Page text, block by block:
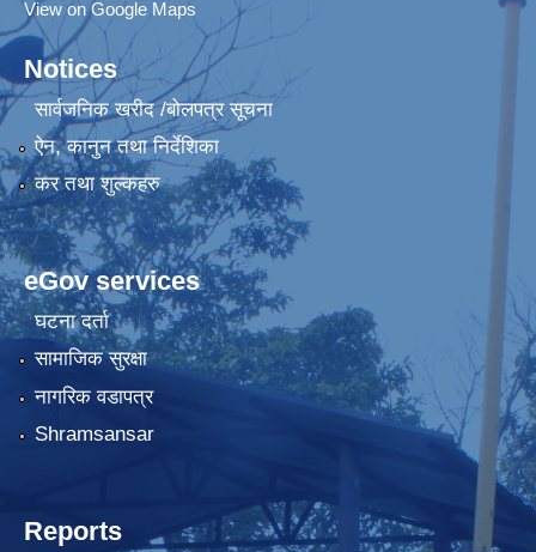
View on Google Maps
Notices
सार्वजनिक खरीद /बोलपत्र सूचना
ऐन, कानुन तथा निर्देशिका
कर तथा शुल्कहरु
eGov services
घटना दर्ता
सामाजिक सुरक्षा
नागरिक वडापत्र
Shramsansar
Reports